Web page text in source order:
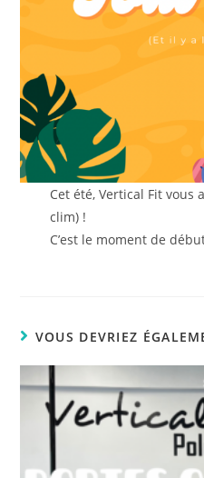
Cet été, Vertical Fit vous
clim) !
C’est le moment de
VOUS DEVRIEZ